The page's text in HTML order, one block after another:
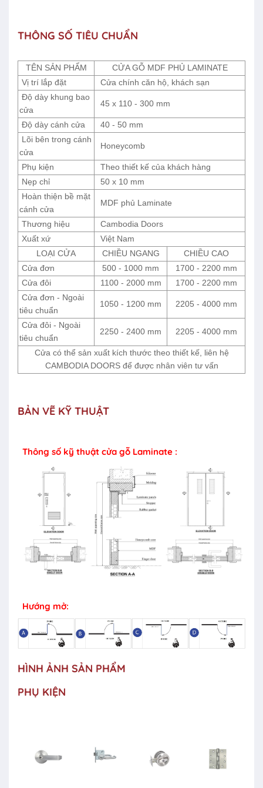
THÔNG SỐ TIÊU CHUẨN
TÊN SẢN PHẨM
CỬA GỖ MDF PHỦ LAMINATE
Vị trí lắp đặt
Cửa chính căn hộ, khách sạn
Độ dày khung bao
cửa
45 x 110 - 300 mm
Độ dày cánh cửa
40 - 50 mm
Lõi bên trong cánh
cửa
Honeycomb
Phụ kiện
Theo thiết kế của khách hàng
Nẹp chỉ
50 x 10 mm
Hoàn thiện bề mặt
cánh cửa
MDF phủ Laminate
Thương hiệu
Cambodia Doors
Xuất xứ
Việt Nam
LOẠI CỬA
CHIỀU NGANG
CHIỀU CAO
Cửa đơn
500 - 1000 mm
1700 - 2200 mm
Cửa đôi
1100 - 2000 mm
1700 - 2200 mm
Cửa đơn - Ngoài
tiêu chuẩn
1050 - 1200 mm 2205 - 4000 mm
Cửa đôi - Ngoài
tiêu chuẩn
2250 - 2400 mm 2205 - 4000 mm
Cửa có thể sản xuất kích thước theo thiết kế, liên hệ
CAMBODIA DOORS để được nhân viên tư vấn
BẢN VẼ KỸ THUẬT
Thông số kỹ thuật cửa gỗ Laminate :
Hướng mở:
HÌNH ẢNH SẢN PHẨM
PHỤ KIỆN